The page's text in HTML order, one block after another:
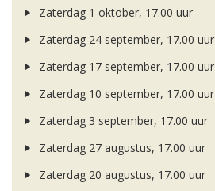
Zaterdag 1 oktober, 17.00 uur
Zaterdag 24 september, 17.00 uur
Zaterdag 17 september, 17.00 uur
Zaterdag 10 september, 17.00 uur
Zaterdag 3 september, 17.00 uur
Zaterdag 27 augustus, 17.00 uur
Zaterdag 20 augustus, 17.00 uur